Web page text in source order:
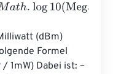
10(Megawatts⋅1000000
(dBm)
Formel
1mW) Dabei ist: –